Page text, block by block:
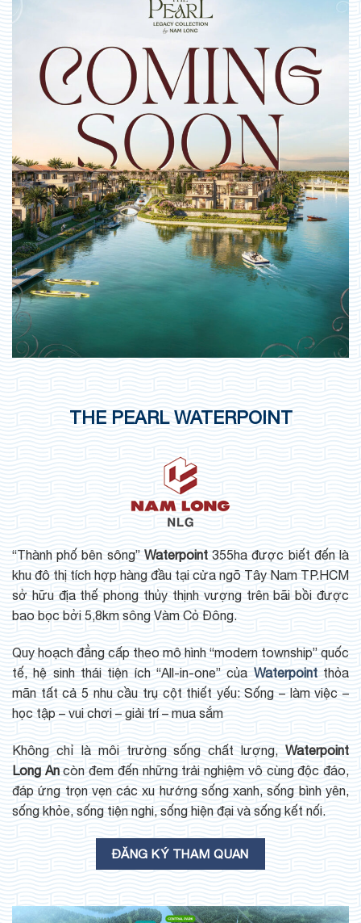
THE PEARL WATERPOINT
“Thành phố bên sông” Waterpoint355ha được biết đến là
khu đô thị tích hợp hàng đầu tại cửa ngõ Tây Nam TP.HCM
sở hữu địa thế phong thủy thịnh vượng trên bãi bồi được
bao bọc bởi 5,8km sông Vàm Cỏ Đông.
Quy hoạch đẳng cấp theo mô hình “modern township” quốc
tế, hệ sinh thái tiện ích “All-in-one” của Waterpointthỏa
mãn tất cả 5 nhu cầu trụ cột thiết yếu: Sống – làm việc –
học tập – vui chơi – giải trí – mua sắm
Không chỉ là môi trường sống chất lượng, Waterpoint
Long Ancòn đem đến những trải nghiệm vô cùng độc đáo,
đáp ứng trọn vẹn các xu hướng sống xanh, sống bình yên,
sống khỏe, sống tiện nghi, sống hiện đại và sống kết nối.
ĐĂNG KÝ THAM QUAN